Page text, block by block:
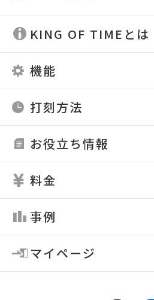
KING OF TIMEとは
機能
打刻方法
お役立ち情報
料金
事例
マイページ